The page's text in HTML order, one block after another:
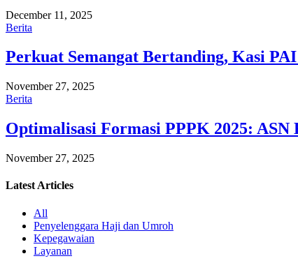
December 11, 2025
Berita
Perkuat Semangat Bertanding, Kasi
November 27, 2025
Berita
Optimalisasi Formasi PPPK 2025:
November 27, 2025
Latest Articles
All
Penyelenggara Haji dan Umroh
Kepegawaian
Layanan